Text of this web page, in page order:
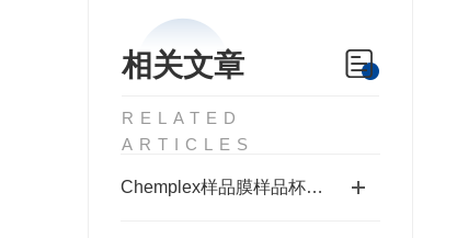
相关文章
RELATED
ARTICLES
Chemplex样品膜样品杯的制造工艺有哪些？